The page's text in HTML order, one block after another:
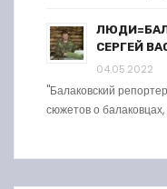
СЕРГЕЙ
04.05.2022
"Балаковский
сюжетов о